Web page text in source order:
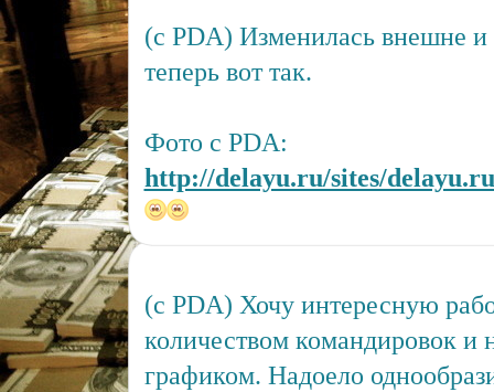
(c PDA) Изменилась внешне
теперь вот так.
Фото с PDA:
http://delayu.ru/sites/
(c PDA) Хочу интересную
количеством командировок
графиком. Надоело